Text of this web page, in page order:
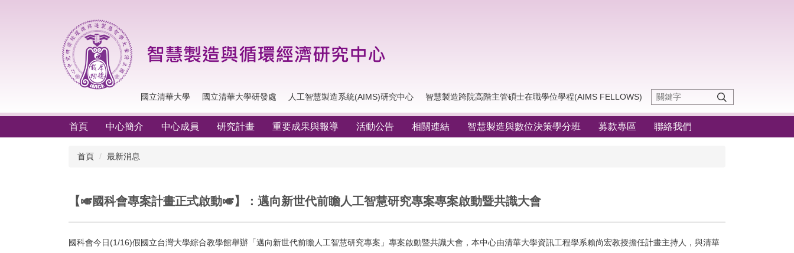
國立清華大學
國立清華大學研發處 人工智慧製造系統(AIMS)研究中心 智慧製造跨院高階主管碩士在職學位學程(AIMS FELLOWS)
首頁 中心簡介 中心成員 研究計畫 重要成果與報導 活動公告 相關連結 智慧製造與數位決策學分班 募款專區 聯絡我們
首頁 最新消息
【🎺國科會專案計畫正式啟動🎺】：邁向新世代前瞻人工智慧研究專案專案啟動暨共識大會
國科會今日(1/16)假國立台灣大學綜合教學館舉辦「邁向新世代前瞻人工智慧研究專案」專案啟動暨共識大會，本中心由清華大學資訊工程學系賴尚宏教授擔任計畫主持人，與清華